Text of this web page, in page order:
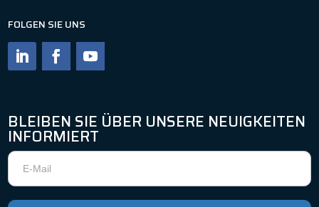
FOLGEN SIE UNS
BLEIBEN SIE ÜBER UNSERE NEUIGKEITEN
INFORMIERT
Newsletter